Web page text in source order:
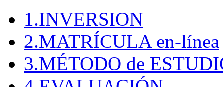
1.INVERSION
2.MATRÍCULA en-línea
3.MÉTODO de